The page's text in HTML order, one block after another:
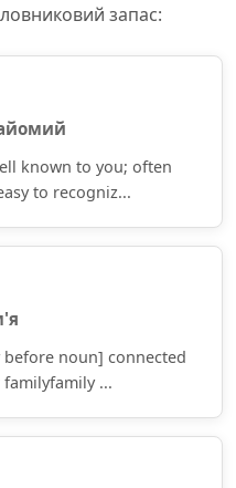
запас:
known to you; often
to recogniz...
noun] connected
...